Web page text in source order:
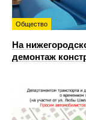
Общество
На
демонтаж